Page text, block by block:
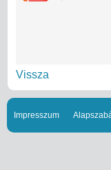
Vissza
Impresszum